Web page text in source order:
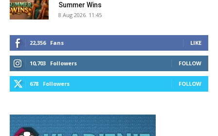
Summer Wins
8 Aug 2026. 11:45
22,356 Fans LIKE
10,703 Followers FOLLOW
678 Followers FOLLOW